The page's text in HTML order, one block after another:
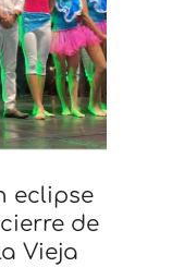
eclipse
de
Vieja